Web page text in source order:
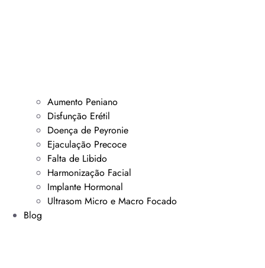
Aumento Peniano
Disfunção Erétil
Doença de Peyronie
Ejaculação Precoce
Falta de Libido
Harmonização Facial
Implante Hormonal
Ultrasom Micro e Macro Focado
Blog